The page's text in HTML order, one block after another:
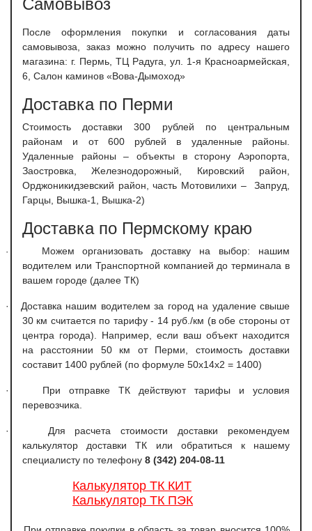
Самовывоз
После оформления покупки и согласования даты
самовывоза, заказ можно получить по адресу нашего
магазина: г. Пермь, ТЦ Радуга, ул. 1-я Красноармейская,
6, Салон каминов «Вова-Дымоход»
Доставка по Перми
Стоимость доставки 300 рублей по центральным
районам и от 600 рублей в удаленные районы.
Удаленные районы – объекты в сторону Аэропорта,
Заостровка, Железнодорожный, Кировский район,
Орджоникидзевский район, часть Мотовилихи – Запруд,
Гарцы, Вышка-1, Вышка-2)
Доставка по Пермскому краю
·
Можем организовать доставку на выбор: нашим
водителем или Транспортной компанией до терминала в
вашем городе (далее ТК)
·
Доставка нашим водителем за город на удаление свыше
30 км считается по тарифу - 14 руб./км (в обе стороны от
центра города). Например, если ваш объект находится
на расстоянии 50 км от Перми, стоимость доставки
составит 1400 рублей (по формуле 50х14х2 = 1400)
·
При отправке ТК действуют тарифы и условия
перевозчика.
·
Для расчета стоимости доставки рекомендуем
калькулятор доставки ТК или обратиться к нашему
специалисту по телефону 8 (342) 204-08-11
Калькулятор ТК КИТ
Калькулятор ТК ПЭК